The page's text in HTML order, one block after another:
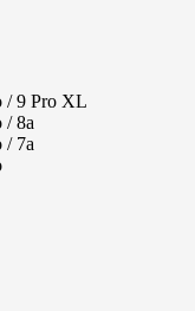
/ 9 Pro XL
/ 8a
/ 7a